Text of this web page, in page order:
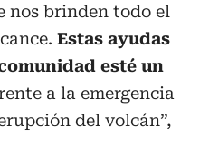
nos brinden todo el
Estas ayudas
esté un
a la emergencia
del volcán”,